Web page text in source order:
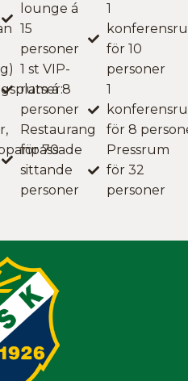
lounge á
15
personer
1 st VIP-
rum á 8
personer
Restaurang
för 70
sittande
personer
1
för 10
personer
1
för 8
Pressrum
för 32
personer